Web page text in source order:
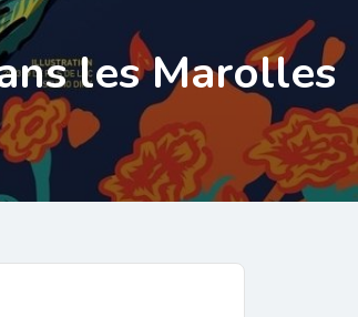
les Marolles